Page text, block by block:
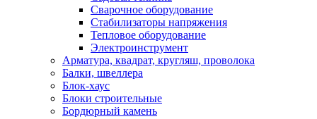
Сварочное оборудование
Стабилизаторы напряжения
Тепловое оборудование
Электроинструмент
Арматура, квадрат, кругляш, проволока
Балки, швеллера
Блок-хаус
Блоки строительные
Бордюрный камень